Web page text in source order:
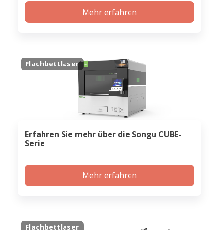
Mehr erfahren
Flachbettlaser
Erfahren Sie mehr über die Songu CUBE-
Serie
Mehr erfahren
Flachbettlaser